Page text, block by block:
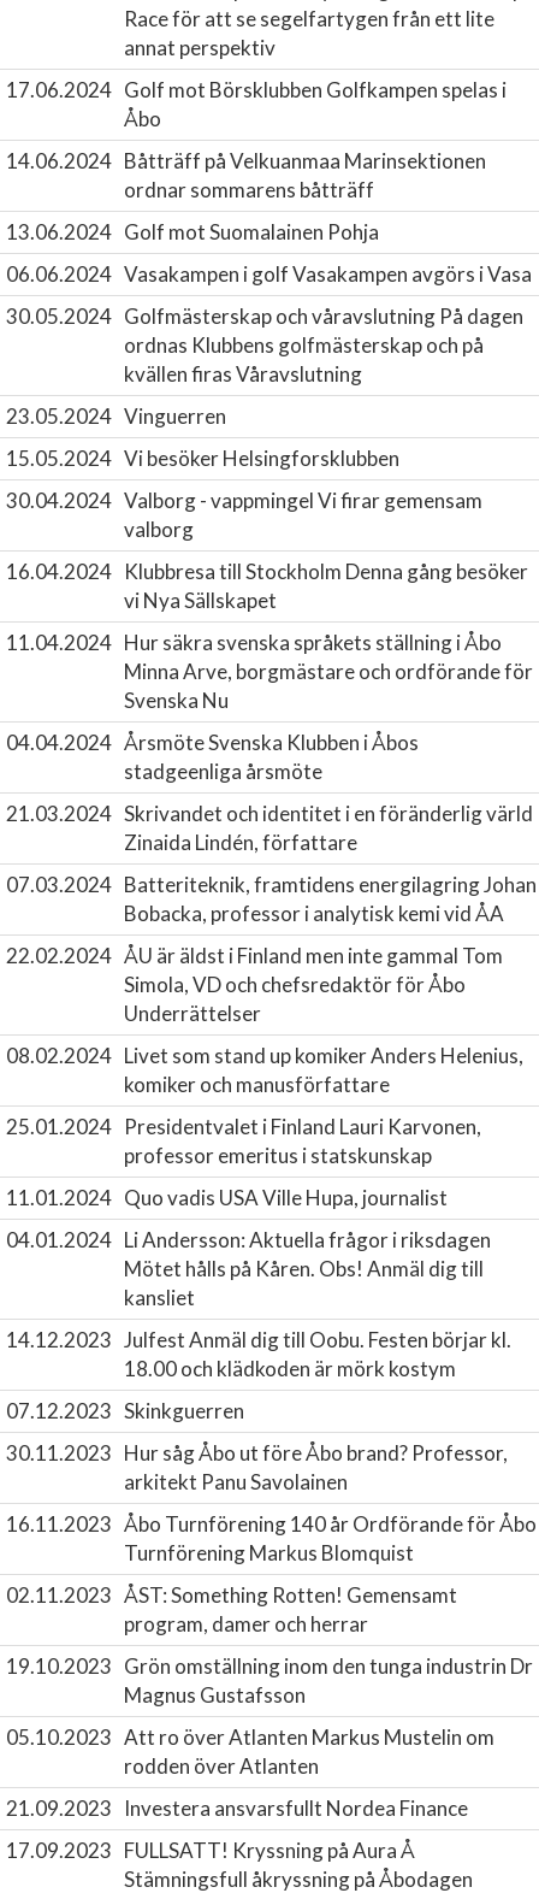
Race för att se segelfartygen från ett lite
annat perspektiv
17.06.2024 Golf mot Börsklubben Golfkampen spelas i
Åbo
14.06.2024 Båtträff på Velkuanmaa Marinsektionen
ordnar sommarens båtträff
13.06.2024 Golf mot Suomalainen Pohja
06.06.2024 Vasakampen i golfVasakampen avgörs i Vasa
30.05.2024 Golfmästerskap och våravslutning På dagen
ordnas Klubbens golfmästerskap och på
kvällen firas Våravslutning
23.05.2024 Vinguerren
15.05.2024 Vi besöker Helsingforsklubben
30.04.2024 Valborg - vappmingelVi firar gemensam
valborg
16.04.2024 Klubbresa till Stockholm Denna gång besöker
vi Nya Sällskapet
11.04.2024 Hur säkra svenska språkets ställning i Åbo
Minna Arve, borgmästare och ordförande för
Svenska Nu
04.04.2024 ÅrsmöteSvenska Klubben i Åbos
stadgeenliga årsmöte
21.03.2024 Skrivandet och identitet i en föränderlig värld
Zinaida Lindén, författare
07.03.2024 Batteriteknik, framtidens energilagringJohan
Bobacka, professor i analytisk kemi vid ÅA
22.02.2024 ÅU är äldst i Finland men inte gammal Tom
Simola, VD och chefsredaktör för Åbo
Underrättelser
08.02.2024 Livet som stand up komikerAnders Helenius,
komiker och manusförfattare
25.01.2024 Presidentvalet i Finland Lauri Karvonen,
professor emeritus i statskunskap
11.01.2024 Quo vadis USAVille Hupa, journalist
04.01.2024 Li Andersson: Aktuella frågor i riksdagen
Mötet hålls på Kåren. Obs! Anmäl dig till
kansliet
14.12.2023 JulfestAnmäl dig till Oobu. Festen börjar kl.
18.00 och klädkoden är mörk kostym
07.12.2023 Skinkguerren
30.11.2023 Hur såg Åbo ut före Åbo brand? Professor,
arkitekt Panu Savolainen
16.11.2023 Åbo Turnförening 140 årOrdförande för Åbo
Turnförening Markus Blomquist
02.11.2023 ÅST: Something Rotten! Gemensamt
program, damer och herrar
19.10.2023 Grön omställning inom den tunga industrin Dr
Magnus Gustafsson
05.10.2023 Att ro över Atlanten Markus Mustelin om
rodden över Atlanten
21.09.2023
Investera ansvarsfullt Nordea Finance
17.09.2023 FULLSATT! Kryssning på Aura Å
Stämningsfull åkryssning på Åbodagen